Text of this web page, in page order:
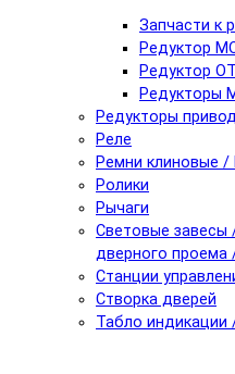
Запчасти к
Редуктор
Редуктор
Редукторы
Редукторы
Реле
Ремни клиновые /
Ролики
Рычаги
Световые завесы
дверного
Станции
Створка дверей
Табло индикации